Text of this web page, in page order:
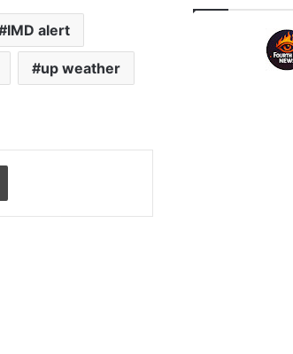
IMD alert
up weather
Print